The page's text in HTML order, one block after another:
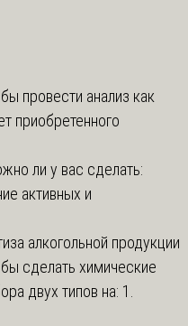
провести анализ как
приобретенного
ли у вас сделать:
активных и
алкогольной продукции
сделать химические
двух типов на: 1.